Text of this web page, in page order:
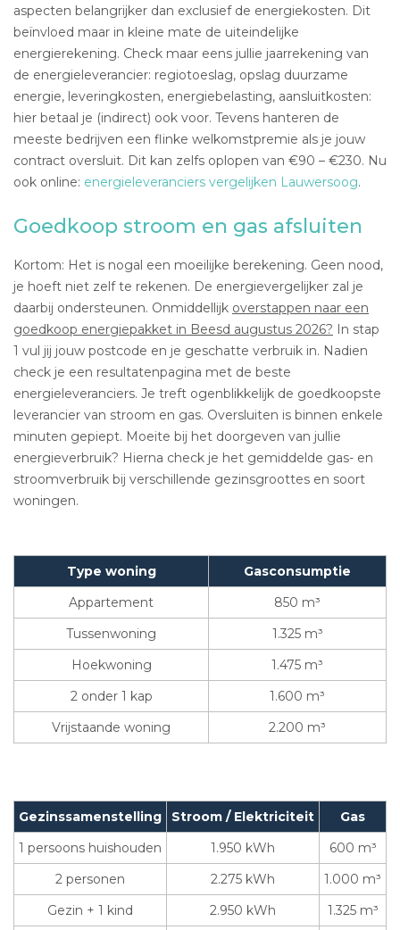
aspecten belangrijker dan exclusief de energiekosten. Dit
beïnvloed maar in kleine mate de uiteindelijke
energierekening. Check maar eens jullie jaarrekening van
de energieleverancier: regiotoeslag, opslag duurzame
energie, leveringkosten, energiebelasting, aansluitkosten:
hier betaal je (indirect) ook voor. Tevens hanteren de
meeste bedrijven een flinke welkomstpremie als je jouw
contract oversluit. Dit kan zelfs oplopen van €90 – €230. Nu
ook online: energieleveranciers vergelijken Lauwersoog.
Goedkoop stroom en gas afsluiten
Kortom: Het is nogal een moeilijke berekening. Geen nood,
je hoeft niet zelf te rekenen. De energievergelijker zal je
daarbij ondersteunen. Onmiddellijk overstappen naar een
goedkoop energiepakket in Beesd augustus 2026? In stap
1 vul jij jouw postcode en je geschatte verbruik in. Nadien
check je een resultatenpagina met de beste
energieleveranciers. Je treft ogenblikkelijk de goedkoopste
leverancier van stroom en gas. Oversluiten is binnen enkele
minuten gepiept. Moeite bij het doorgeven van jullie
energieverbruik? Hierna check je het gemiddelde gas- en
stroomverbruik bij verschillende gezinsgroottes en soort
woningen.
Type woning
Gasconsumptie
Appartement
850 m³
Tussenwoning
1.325 m³
Hoekwoning
1.475 m³
2 onder 1 kap
1.600 m³
Vrijstaande woning
2.200 m³
Gezinssamenstelling Stroom / Elektriciteit
Gas
1 persoons huishouden
1.950 kWh
600 m³
2 personen
2.275 kWh
1.000 m³
Gezin + 1 kind
2.950 kWh
1.325 m³